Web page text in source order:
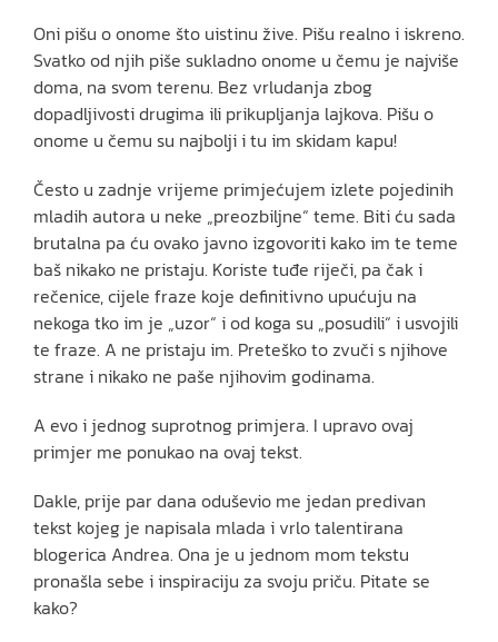
Oni pišu o onome što uistinu žive. Pišu realno i iskreno.
Svatko od njih piše sukladno onome u čemu je najviše
doma, na svom terenu. Bez vrludanja zbog
dopadljivosti drugima ili prikupljanja lajkova. Pišu o
onome u čemu su najbolji i tu im skidam kapu!
Često u zadnje vrijeme primjećujem izlete pojedinih
mladih autora u neke „preozbiljne“ teme. Biti ću sada
brutalna pa ću ovako javno izgovoriti kako im te teme
baš nikako ne pristaju. Koriste tuđe riječi, pa čak i
rečenice, cijele fraze koje definitivno upućuju na
nekoga tko im je „uzor“ i od koga su „posudili“ i usvojili
te fraze. A ne pristaju im. Preteško to zvuči s njihove
strane i nikako ne paše njihovim godinama.
A evo i jednog suprotnog primjera. I upravo ovaj
primjer me ponukao na ovaj tekst.
Dakle, prije par dana oduševio me jedan predivan
tekst kojeg je napisala mlada i vrlo talentirana
blogerica Andrea. Ona je u jednom mom tekstu
pronašla sebe i inspiraciju za svoju priču. Pitate se
kako?